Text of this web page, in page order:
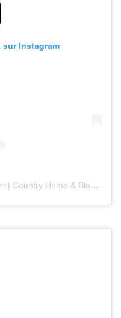
Instagram
Une publication partagée par Céline| Country Home & Blooms (@countryhomeandblooms)